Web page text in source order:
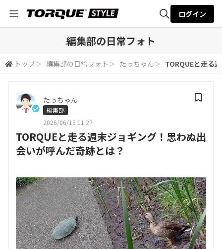
検索
ログイン
編集部の日常フォト
トップ＞ 編集部の日常フォト ＞ たっちゃん＞ TORQUEと走る
たっちゃん
編集部
2026/06/15 11:27
TORQUEと走る週末ジョギング！思わぬ出
会いが呼んだ奇跡とは？